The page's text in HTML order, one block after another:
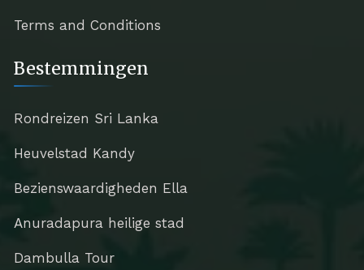
Terms and Conditions
Bestemmingen
Rondreizen Sri Lanka
Heuvelstad Kandy
Bezienswaardigheden Ella
Anuradapura heilige stad
Dambulla Tour